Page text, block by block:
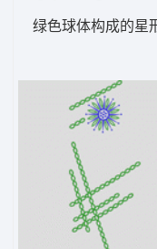
绿色球体构成的星